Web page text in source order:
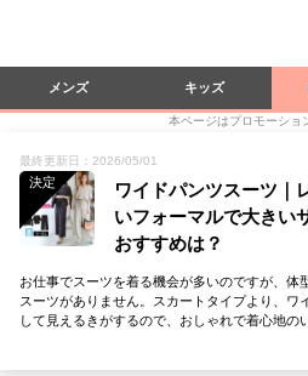
メンズ キッズ
本ページはプロモーショ
最終更新日：2026/05/01
決定
ワイドパンツスーツ｜
いフォーマルで大きい
おすすめは？
お仕事でスーツを着る機会が多いのですが、体
スーツがありません。スカートタイプより、ワ
して見えるきがするので、おしゃれで着心地の